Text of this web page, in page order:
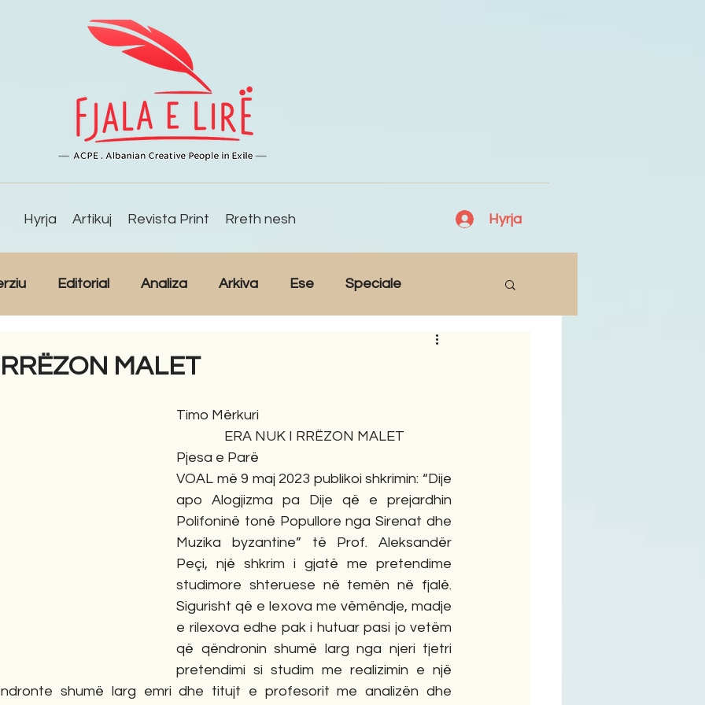
Hyrja Artikuj Revista Print Rreth nesh Hyrja
Editorial Analiza Arkiva Ese Speciale
Romane English
MALET
Timo Mërkuri
ERA NUK I RRËZON MALET
Pjesa e Parë
VOAL më 9 maj 2023 publikoi shkrimin: “Dije
apo Alogjizma pa Dije që e prejardhin
Polifoninë tonë Popullore nga Sirenat dhe
Muzika byzantine” të Prof. Aleksandër
Peçi, një shkrim i gjatë me pretendime
studimore shteruese në temën në fjalë.
Sigurisht që e lexova me vëmëndje, madje
e rilexova edhe pak i hutuar pasi jo vetëm
që qëndronin shumë larg nga njeri tjetri
pretendimi si studim me realizimin e një
shumë larg emri dhe titujt e profesorit me analizën dhe